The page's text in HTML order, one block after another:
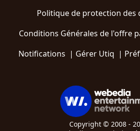
Politique de protection des
Conditions Générales de l'offre
Notifications | Gérer Utiq |
Copyright © 2008 -